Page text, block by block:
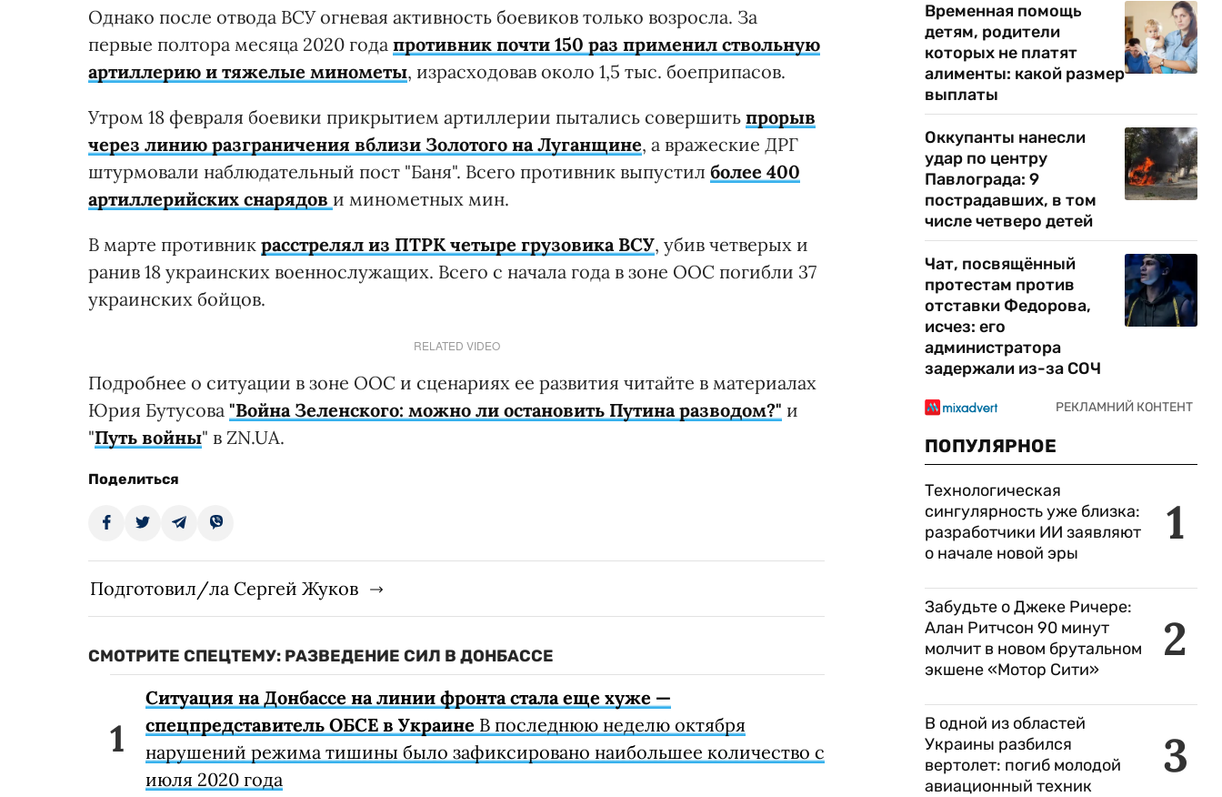
Однако после отвода ВСУ огневая активность боевиков только возросла. За
первые полтора месяца 2020 года противник почти 150 раз применил ствольную
артиллерию и тяжелые минометы, израсходовав около 1,5 тыс. боеприпасов.
Утром 18 февраля боевики прикрытием артиллерии пытались совершить прорыв
через линию разграничения вблизи Золотого на Луганщине, а вражеские ДРГ
штурмовали наблюдательный пост "Баня". Всего противник выпустил более 400
артиллерийских снарядов и минометных мин.
В марте противник расстрелял из ПТРК четыре грузовика ВСУ, убив четверых и
ранив 18 украинских военнослужащих. Всего с начала года в зоне ООС погибли 37
украинских бойцов.
RELATED VIDEO
Подробнее о ситуации в зоне ООС и сценариях ее развития читайте в материалах
Юрия Бутусова "Война Зеленского: можно ли остановить Путина разводом?" и
"Путь войны" в ZN.UA.
Поделиться
Подготовил/ла Сергей Жуков
СМОТРИТЕ СПЕЦТЕМУ: РАЗВЕДЕНИЕ СИЛ В ДОНБАССЕ
Ситуация на Донбассе на линии фронта стала еще хуже —
спецпредставитель ОБСЕ в Украине В последнюю неделю октября
нарушений режима тишины было зафиксировано наибольшее количество с
июля 2020 года
Временная помощь
детям, родители
которых не платят
алименты: какой размер
выплаты
Оккупанты нанесли
удар по центру
Павлограда: 9
пострадавших, в том
числе четверо детей
Чат, посвящённый
протестам против
отставки Федорова,
исчез: его
администратора
задержали из-за СОЧ
ПОПУЛЯРНОЕ
1
Технологическая
сингулярность уже близка:
разработчики ИИ заявляют
о начале новой эры
2
Забудьте о Джеке Ричере:
Алан Ритчсон 90 минут
молчит в новом брутальном
экшене «Мотор Сити»
3
В одной из областей
Украины разбился
вертолет: погиб молодой
авиационный техник